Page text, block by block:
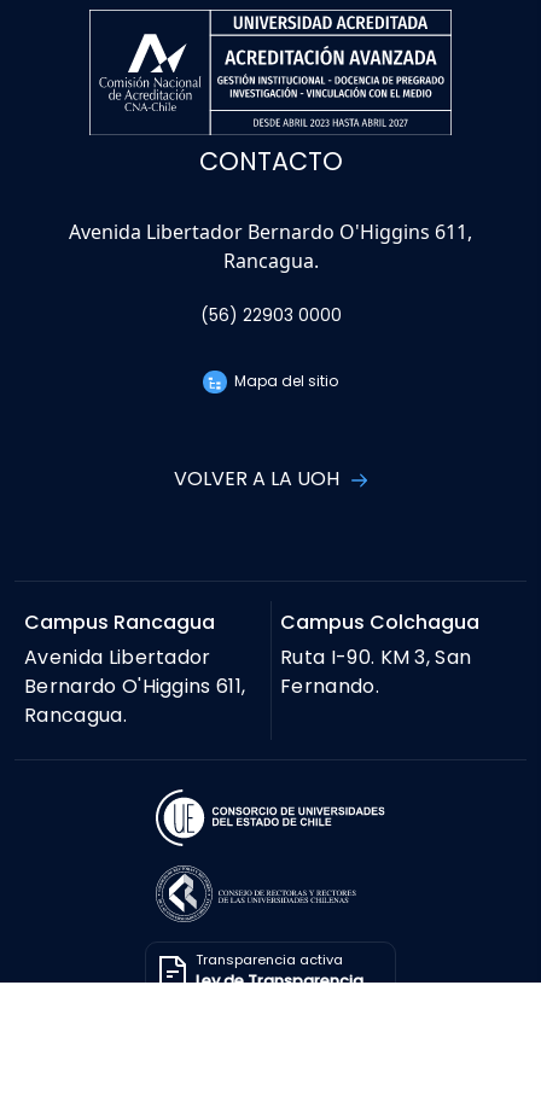
CONTACTO
Avenida Libertador Bernardo O'Higgins 611,
Rancagua.
(56) 22903 0000
Mapa del sitio
VOLVER A LA UOH
Campus Rancagua
Avenida Libertador
Bernardo O'Higgins 611,
Rancagua.
Campus Colchagua
Ruta I-90. KM 3, San
Fernando.
Transparencia activa
Ley de Transparencia